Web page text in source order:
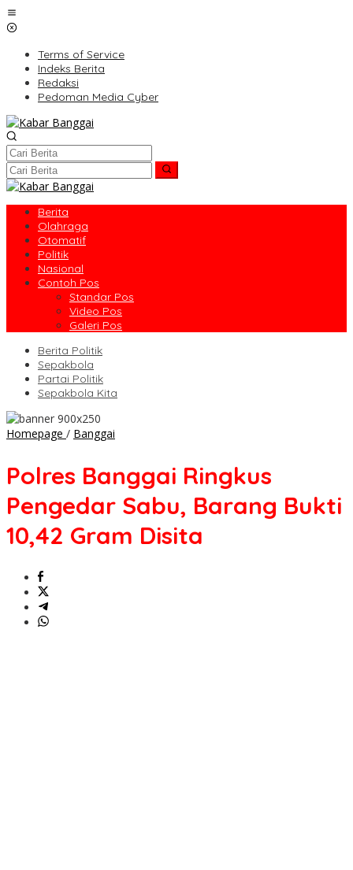
Lewati
ke
Terms of Service
Indeks Berita
Redaksi
Pedoman Media Cyber
Berita
Olahraga
Otomatif
Politik
Nasional
Contoh Pos
Standar Pos
Video Pos
Galeri Pos
Berita Politik
Sepakbola
Partai Politik
Sepakbola Kita
Homepage / Banggai
Pengedar
Sabu,
Barang
10,42
Polres Banggai Ringkus
Pengedar Sabu, Barang Bukti
10,42 Gram Disita